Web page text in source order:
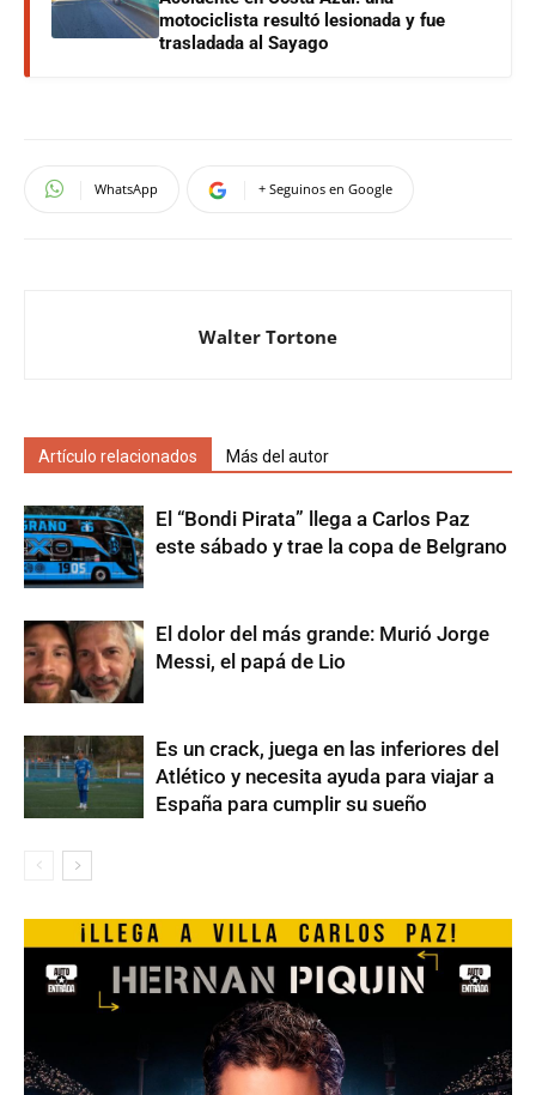
motociclista resultó lesionada y fue
trasladada al Sayago
WhatsApp + Seguinos en Google
Walter Tortone
Artículo relacionados Más del autor
El “Bondi Pirata” llega a Carlos Paz
este sábado y trae la copa de Belgrano
El dolor del más grande: Murió Jorge
Messi, el papá de Lio
Es un crack, juega en las inferiores del
Atlético y necesita ayuda para viajar a
España para cumplir su sueño